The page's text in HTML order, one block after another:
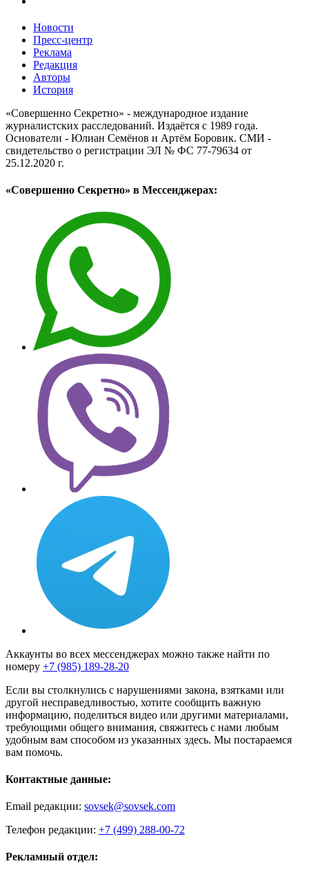
Новости
Пресс-центр
Реклама
Редакция
Авторы
История
«Совершенно Секретно» - международное издание
журналистских расследований. Издаётся с 1989 года.
Основатели - Юлиан Семёнов и Артём Боровик. CМИ -
свидетельство о регистрации ЭЛ № ФС 77-79634 от
25.12.2020 г.
«Совершенно Секретно» в Мессенджерах:
Аккаунты во всех мессенджерах можно также найти по
номеру +7 (985) 189-28-20
Если вы столкнулись с нарушениями закона, взятками или
другой несправедливостью, хотите сообщить важную
информацию, поделиться видео или другими материалами,
требующими общего внимания, свяжитесь с нами любым
удобным вам способом из указанных здесь. Мы постараемся
вам помочь.
Контактные данные:
Email редакции: sovsek@sovsek.com
Телефон редакции: +7 (499) 288-00-72
Рекламный отдел: